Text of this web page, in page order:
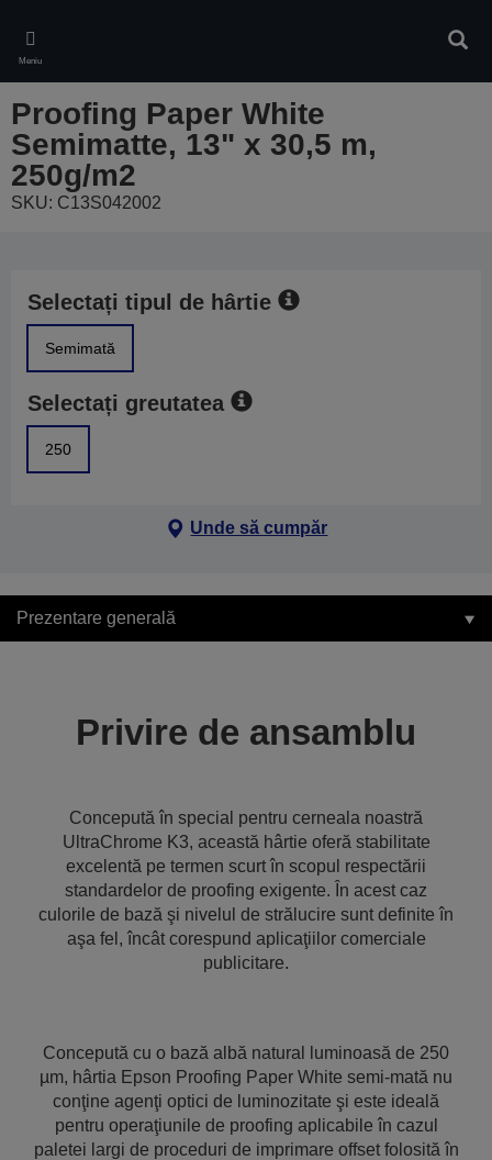
main
content
Meniu
Proofing Paper White
Semimatte, 13" x 30,5 m,
250g/m2
SKU: C13S042002
Selectați tipul de hârtie
Semimată
Selectați greutatea
250
Unde să cumpăr
Prezentare generală
Privire de ansamblu
Concepută în special pentru cerneala noastră
UltraChrome K3, această hârtie oferă stabilitate
excelentă pe termen scurt în scopul respectării
standardelor de proofing exigente. În acest caz
culorile de bază şi nivelul de strălucire sunt definite în
aşa fel, încât corespund aplicaţiilor comerciale
publicitare.
Concepută cu o bază albă natural luminoasă de 250
µm, hârtia Epson Proofing Paper White semi-mată nu
conţine agenţi optici de luminozitate şi este ideală
pentru operaţiunile de proofing aplicabile în cazul
paletei largi de proceduri de imprimare offset folosită în